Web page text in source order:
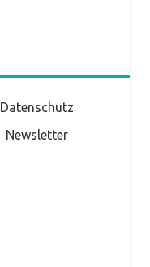
Datenschutz
Newsletter